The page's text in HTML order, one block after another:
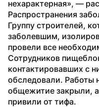
нехарактерная», —
Распространения
Группу строителей,
заболевшим,
провели все
Сотрудников
контактировавших с
обследовали. Работы
общежитие закрыли,
привили от тифа.